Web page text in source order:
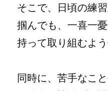
そこで、日頃の練
掴んでも、一喜一
持って取り組むよう
同時に、苦手なこ